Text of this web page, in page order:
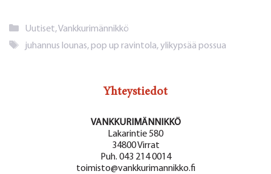
Kategoriat
Uutiset,Vankkurimännikkö
Avainsanat
juhannus lounas,pop up ravintola,ylikypsää possua
Yhteystiedot
VANKKURIMÄNNIKKÖ
Lakarintie 580
34800 Virrat
Puh. 043 214 0014
toimisto@vankkurimannikko.fi